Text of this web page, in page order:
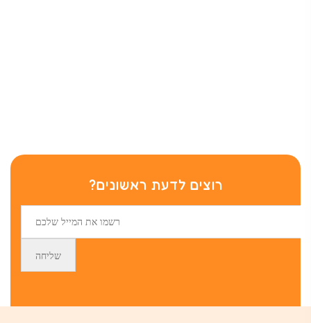
רוצים לדעת ראשונים?